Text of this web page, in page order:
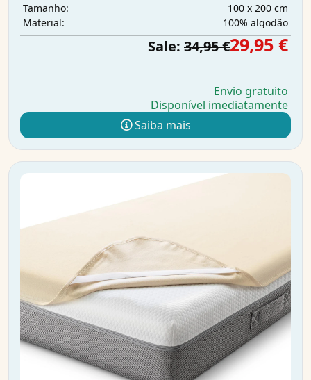
Tamanho:
100 x 200 cm
Material:
100% algodão
Sale: 34,95 €29,95 €
Envio gratuito
Disponível imediatamente
Saiba mais